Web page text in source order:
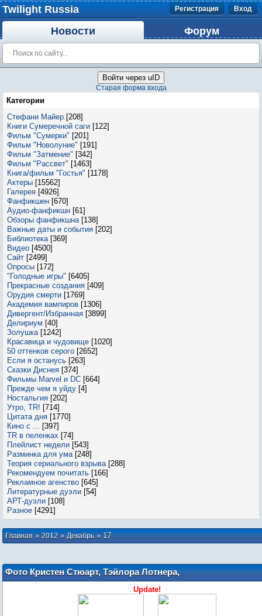
Twilight Russia Регистрация Вход
Новости Форум
Войти через uID
Старая форма входа
Категории
Стефани Майер [208]
Книги Сумеречной саги [122]
Фильм "Сумерки" [201]
Фильм "Новолуние" [191]
Фильм "Затмение" [342]
Фильм "Рассвет" [1463]
Книга/фильм "Гостья" [1178]
Актеры [15562]
Галерея [4926]
Фанфикшен [670]
Аудио-фанфикшн [61]
Обзоры фанфикшна [138]
Важные даты и события [202]
Библиотека [369]
Видео [4500]
Сайт [2499]
Опросы [172]
"Голодные игры" [6405]
Прекрасные создания [409]
Орудия смерти [1769]
Академия вампиров [1306]
Дивергент/Избранная [3899]
Делириум [40]
Золушка [1242]
Красавица и чудовище [1020]
50 оттенков серого [2652]
Если я останусь [263]
Сказки Диснея [374]
Фильмы Marvel и DC [664]
Прежде чем я уйду [4]
Ностальгия [202]
Утро, TR! [714]
Цитата дня [1770]
Кино с ... [397]
TR в пеленках [74]
Плейлист недели [543]
Разминка для ума [248]
Теория сериального взрыва [288]
Рекомендуем почитать [166]
Рекламное агенство [645]
Литературные дуэли [54]
АРТ-дуэли [108]
Разное [4291]
Главная»2012 » Декабрь » 17
Фото Кристен Стюарт, Тэйлора Лотнера,
Ли Пейса и новый кадр из "Затмения"
Update!